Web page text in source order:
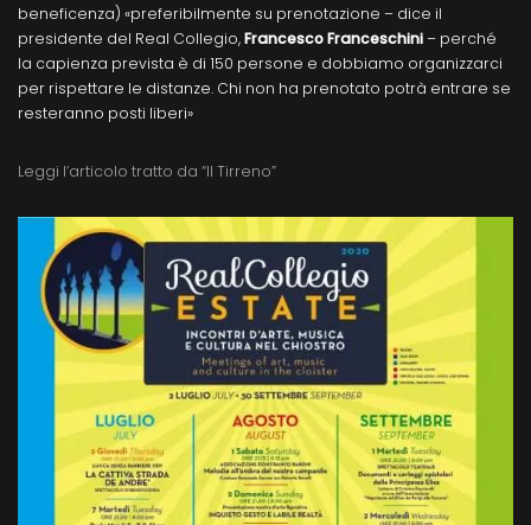
beneficenza) «preferibilmente su prenotazione – dice il
presidente del Real Collegio,Francesco Franceschini– perché
la capienza prevista è di 150 persone e dobbiamo organizzarci
per rispettare le distanze. Chi non ha prenotato potrà entrare se
resteranno posti liberi»
Leggi l’articolo tratto da “Il Tirreno”